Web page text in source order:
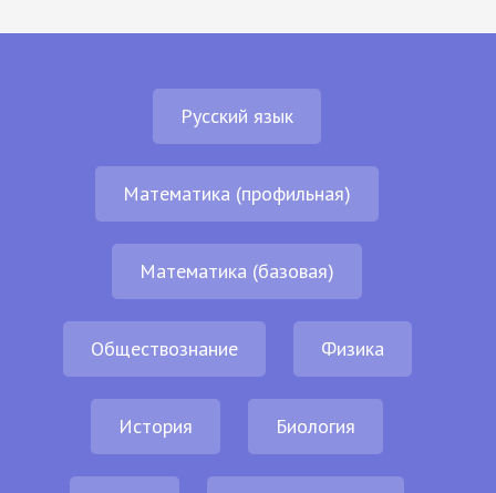
Русский язык
Математика (профильная)
Математика (базовая)
Обществознание Физика
История Биология